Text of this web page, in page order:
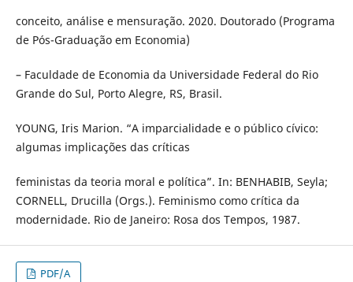
conceito, análise e mensuração. 2020. Doutorado (Programa
de Pós-Graduação em Economia)
– Faculdade de Economia da Universidade Federal do Rio
Grande do Sul, Porto Alegre, RS, Brasil.
YOUNG, Iris Marion. “A imparcialidade e o público cívico:
algumas implicações das críticas
feministas da teoria moral e política”. In: BENHABIB, Seyla;
CORNELL, Drucilla (Orgs.). Feminismo como crítica da
modernidade. Rio de Janeiro: Rosa dos Tempos, 1987.
PDF/A